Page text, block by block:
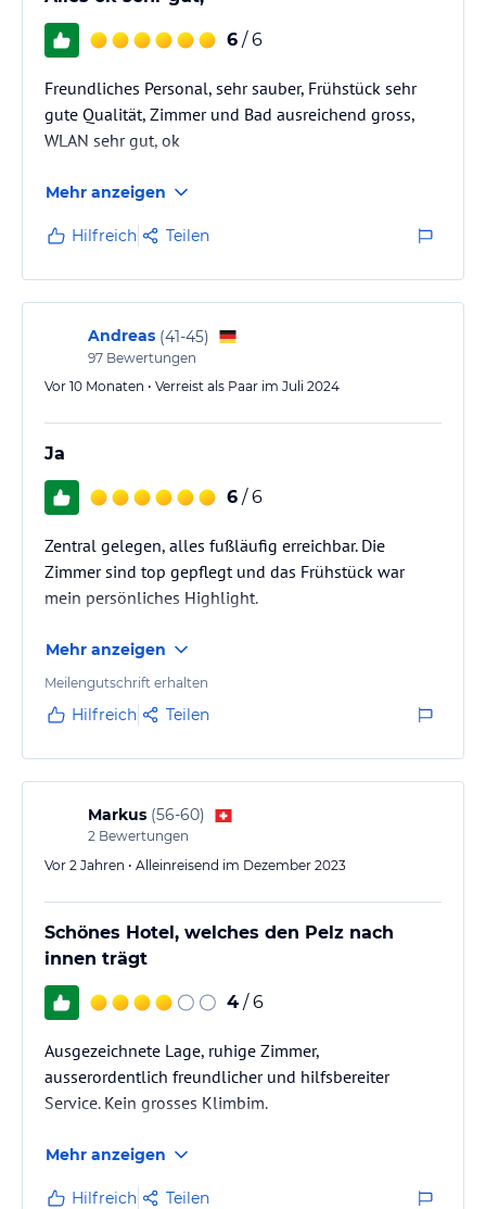
6 / 6
Freundliches Personal, sehr sauber, Frühstück sehr
gute Qualität, Zimmer und Bad ausreichend gross,
WLAN sehr gut, ok
Mehr anzeigen
Hilfreich Teilen
Andreas (41-45)
97 Bewertungen
Vor 10 Monaten • Verreist als Paar im Juli 2024
Ja
6 / 6
Zentral gelegen, alles fußläufig erreichbar. Die
Zimmer sind top gepflegt und das Frühstück war
mein persönliches Highlight.
Mehr anzeigen
Meilengutschrift erhalten
Hilfreich Teilen
Markus (56-60)
2 Bewertungen
Vor 2 Jahren • Alleinreisend im Dezember 2023
Schönes Hotel, welches den Pelz nach
innen trägt
4 / 6
Ausgezeichnete Lage, ruhige Zimmer,
ausserordentlich freundlicher und hilfsbereiter
Service. Kein grosses Klimbim.
Mehr anzeigen
Hilfreich Teilen